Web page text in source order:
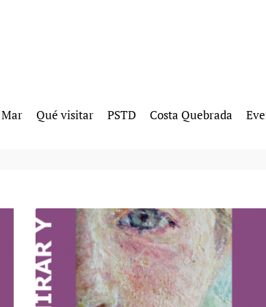
Qué visitar PSTD Costa Quebrada